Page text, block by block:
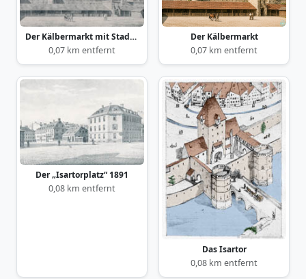
Der Kälbermarkt mit Stadtmauer an der Herrnstraße
0,07 km entfernt
Der Kälbermarkt
0,07 km entfernt
Der „Isartorplatz“ 1891
0,08 km entfernt
Das Isartor
0,08 km entfernt